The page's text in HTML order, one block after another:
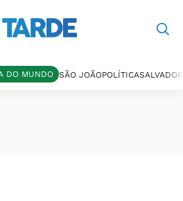
DO MUNDO SÃO JOÃOPOLÍTICASALVADOR